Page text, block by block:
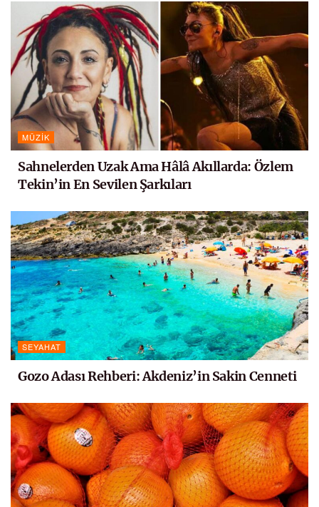
MÜZIK
Sahnelerden Uzak Ama Hâlâ Akıllarda: Özlem
Tekin’in En Sevilen Şarkıları
SEYAHAT
Gozo Adası Rehberi: Akdeniz’in Sakin Cenneti